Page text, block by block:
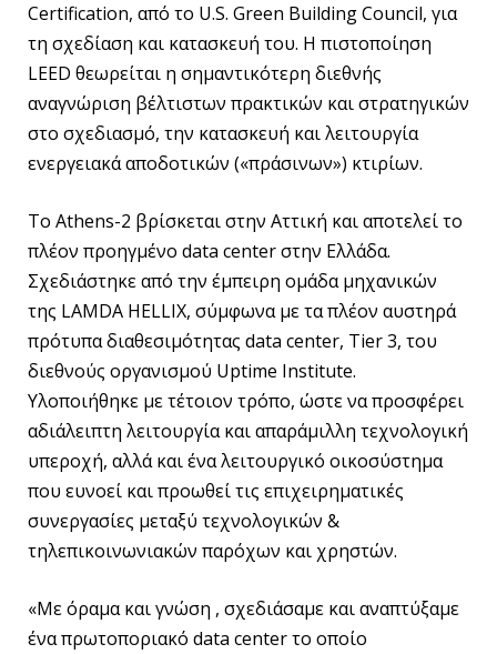
Certification, από το U.S. Green Building Council, για
τη σχεδίαση και κατασκευή του. Η πιστοποίηση
LEED θεωρείται η σημαντικότερη διεθνής
αναγνώριση βέλτιστων πρακτικών και στρατηγικών
στο σχεδιασμό, την κατασκευή και λειτουργία
ενεργειακά αποδοτικών («πράσινων») κτιρίων.
Το Athens-2 βρίσκεται στην Αττική και αποτελεί το
πλέον προηγμένο data center στην Ελλάδα.
Σχεδιάστηκε από την έμπειρη ομάδα μηχανικών
της LAMDA HELLIX, σύμφωνα με τα πλέον αυστηρά
πρότυπα διαθεσιμότητας data center, Tier 3, του
διεθνούς οργανισμού Uptime Institute.
Υλοποιήθηκε με τέτοιον τρόπο, ώστε να προσφέρει
αδιάλειπτη λειτουργία και απαράμιλλη τεχνολογική
υπεροχή, αλλά και ένα λειτουργικό οικοσύστημα
που ευνοεί και προωθεί τις επιχειρηματικές
συνεργασίες μεταξύ τεχνολογικών &
τηλεπικοινωνιακών παρόχων και χρηστών.
«Με όραμα και γνώση , σχεδιάσαμε και αναπτύξαμε
ένα πρωτοποριακό data center το οποίο